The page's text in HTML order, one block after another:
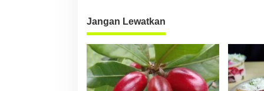
s
i
p
o
Jangan Lewatkan